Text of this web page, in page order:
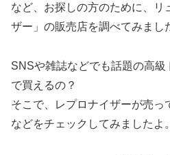
など、お探しの方のために、リ
ザー」の販売店を調べてみまし
SNSや雑誌などでも話題の高級
で買えるの？
そこで、レプロナイザーが売っ
などをチェックしてみましたよ。